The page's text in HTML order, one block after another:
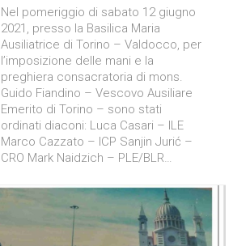
Nel pomeriggio di sabato 12 giugno
2021, presso la Basilica Maria
Ausiliatrice di Torino – Valdocco, per
l’imposizione delle mani e la
preghiera consacratoria di mons.
Guido Fiandino – Vescovo Ausiliare
Emerito di Torino – sono stati
ordinati diaconi: Luca Casari – ILE
Marco Cazzato – ICP Sanjin Jurić –
CRO Mark Naidzich – PLE/BLR…